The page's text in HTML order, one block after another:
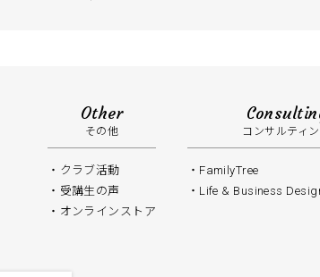
Other
その他
クラブ活動
受講生の声
オンラインストア
コンサルティ
FamilyTree
Life & Business